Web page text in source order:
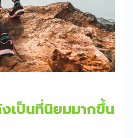
งเป็นที่นิยมมากขึ้น